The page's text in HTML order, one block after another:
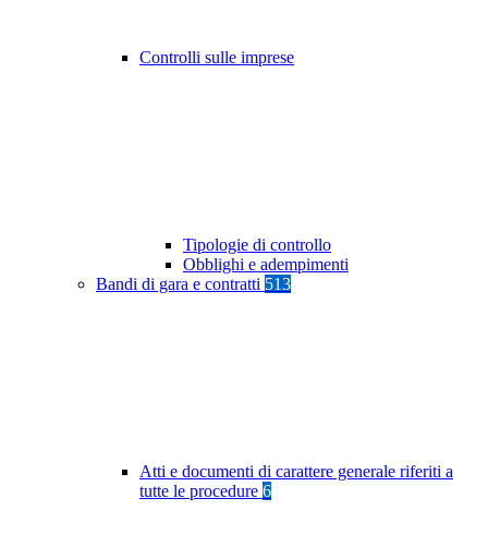
Controlli sulle imprese
Tipologie di controllo
Obblighi e adempimenti
Bandi di gara e contratti 513
Atti e documenti di carattere generale riferiti a
tutte le procedure 6